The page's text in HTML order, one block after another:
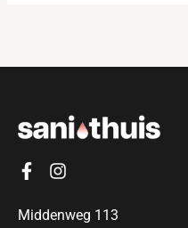
Middenweg 113